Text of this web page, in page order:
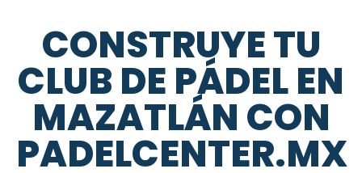
CONSTRUYE TU
CLUB DE PÁDEL EN
MAZATLÁN CON
PADELCENTER.MX